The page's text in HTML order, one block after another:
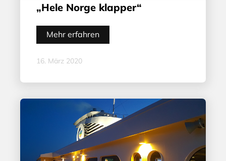
„Hele Norge klapper“
Mehr erfahren
16. März 2020